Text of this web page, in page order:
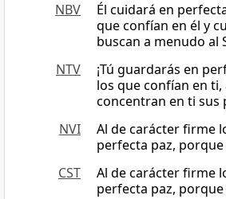
NBV
Él cuidará en
que confían en él y
buscan a menudo al
NTV
¡Tú guardarás en
los que confían en
concentran en ti sus
NVI
Al de carácter firme
perfecta paz,
CST
Al de carácter firme
perfecta paz,